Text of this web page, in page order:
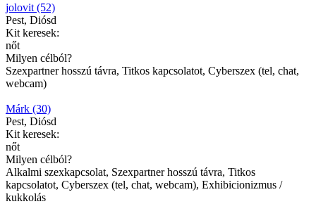
jolovit (52)
Pest, Diósd
Kit keresek:
nőt
Milyen célból?
Szexpartner hosszú távra, Titkos kapcsolatot, Cyberszex (tel, chat,
webcam)
Márk (30)
Pest, Diósd
Kit keresek:
nőt
Milyen célból?
Alkalmi szexkapcsolat, Szexpartner hosszú távra, Titkos
kapcsolatot, Cyberszex (tel, chat, webcam), Exhibicionizmus /
kukkolás